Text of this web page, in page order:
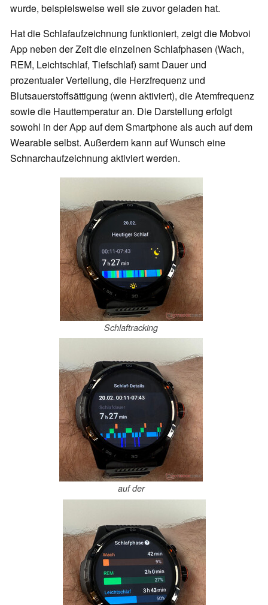
wurde, beispielsweise weil sie zuvor geladen hat.
Hat die Schlafaufzeichnung funktioniert, zeigt die Mobvoi
App neben der Zeit die einzelnen Schlafphasen (Wach,
REM, Leichtschlaf, Tiefschlaf) samt Dauer und
prozentualer Verteilung, die Herzfrequenz und
Blutsauerstoffsättigung (wenn aktiviert), die Atemfrequenz
sowie die Hauttemperatur an. Die Darstellung erfolgt
sowohl in der App auf dem Smartphone als auch auf dem
Wearable selbst. Außerdem kann auf Wunsch eine
Schnarchaufzeichnung aktiviert werden.
Schlaftracking
auf der